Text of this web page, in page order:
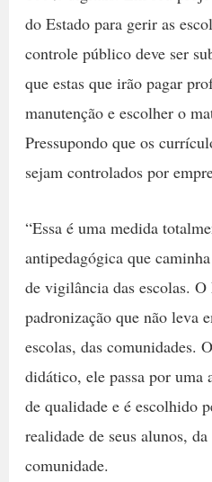
do Estado para gerir as
controle público deve ser
que estas que irão pagar
manutenção e escolher o
Pressupondo que os
sejam controlados por
“Essa é uma medida
antipedagógica que
de vigilância das escolas.
padronização que não leva
escolas, das comunidades.
didático, ele passa por
de qualidade e é escolhido
realidade de seus alunos,
comunidade.